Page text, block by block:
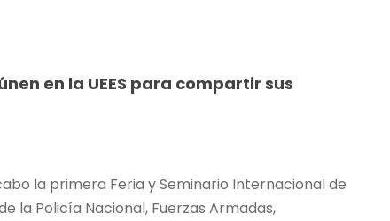
en la UEES para compartir sus
la primera Feria y Seminario Internacional de
la Policía Nacional, Fuerzas Armadas,